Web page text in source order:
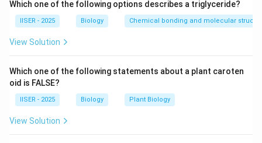
सकता।
दोनों ही अपनी वहन क्षमता (carrying capacity) तक पहुँचते हैं।
इसका मतलब है कि दोनों स्वतंत्र रूप से जीवित रहने में सक्षम हैं।
•साथ में वृद्धि: जब P और Q को एक साथ रखा जाता है, तो Q की वृद्धि
Which one of the following options describes a triglyceride?
IISER - 2025 Biology Chemical bonding and molecular
View Solution
Which one of the following statements about a plant caroten
oid is FALSE?
IISER - 2025 Biology Plant Biology
View Solution